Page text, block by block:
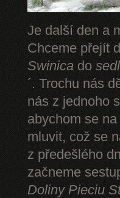
Je další den a
Chceme přejít
Swinica do
´. Trochu nás
nás z jednoho
abychom se
mluvit, což se
z předešlého
začneme
Doliny Pieciu